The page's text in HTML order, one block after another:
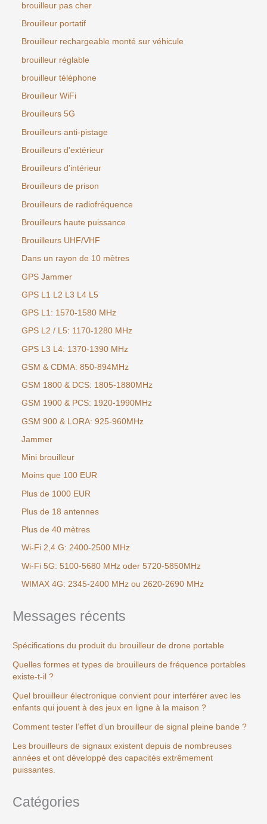
brouilleur pas cher
Brouilleur portatif
Brouilleur rechargeable monté sur véhicule
brouilleur réglable
brouilleur téléphone
Brouilleur WiFi
Brouilleurs 5G
Brouilleurs anti-pistage
Brouilleurs d'extérieur
Brouilleurs d'intérieur
Brouilleurs de prison
Brouilleurs de radiofréquence
Brouilleurs haute puissance
Brouilleurs UHF/VHF
Dans un rayon de 10 mètres
GPS Jammer
GPS L1 L2 L3 L4 L5
GPS L1: 1570-1580 MHz
GPS L2 / L5: 1170-1280 MHz
GPS L3 L4: 1370-1390 MHz
GSM & CDMA: 850-894MHz
GSM 1800 & DCS: 1805-1880MHz
GSM 1900 & PCS: 1920-1990MHz
GSM 900 & LORA: 925-960MHz
Jammer
Mini brouilleur
Moins que 100 EUR
Plus de 1000 EUR
Plus de 18 antennes
Plus de 40 mètres
Wi-Fi 2,4 G: 2400-2500 MHz
Wi-Fi 5G: 5100-5680 MHz oder 5720-5850MHz
WIMAX 4G: 2345-2400 MHz ou 2620-2690 MHz
Messages récents
Spécifications du produit du brouilleur de drone portable
Quelles formes et types de brouilleurs de fréquence portables
existe-t-il ?
Quel brouilleur électronique convient pour interférer avec les
enfants qui jouent à des jeux en ligne à la maison ?
Comment tester l’effet d’un brouilleur de signal pleine bande ?
Les brouilleurs de signaux existent depuis de nombreuses
années et ont développé des capacités extrêmement
puissantes.
Catégories